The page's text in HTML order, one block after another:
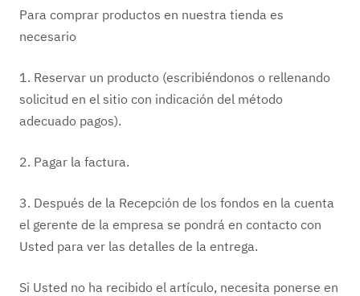
Para comprar productos en nuestra tienda es
necesario
1. Reservar un producto (escribiéndonos o rellenando
solicitud en el sitio con indicación del método
adecuado pagos).
2. Pagar la factura.
3. Después de la Recepción de los fondos en la cuenta
el gerente de la empresa se pondrá en contacto con
Usted para ver las detalles de la entrega.
Si Usted no ha recibido el artículo, necesita ponerse en